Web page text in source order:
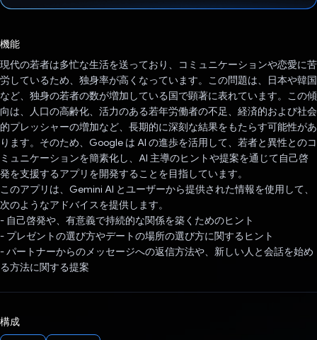
機能
現代の若者は多忙な生活を送っており、コミュニケーションや恋愛に苦
労しているため、独身率が高くなっています。この問題は、日本や韓国
など、独身の若者の数が増加している国で顕著に表れています。この傾
向は、人口の高齢化、活力のある若年労働者の不足、経済的および社会
的プレッシャーの増加など、長期的に深刻な結果をもたらす可能性があ
ります。そのため、Google は AI の進歩を活用して、若者と異性とのコ
ミュニケーションを簡素化し、AI 主導のヒントや提案を通じて自己啓
発を支援するアプリを開発することを目指しています。
このアプリは、Gemini AI とユーザーから提供された情報を使用して、
次のようなアドバイスを提供します。
- 自己啓発や、有意義で持続的な関係を築くためのヒント
- プレゼントの選び方やデートの場所の選び方に関するヒント
- パートナーからのメッセージへの返信方法や、新しい人と会話を始め
る方法に関する提案
構成